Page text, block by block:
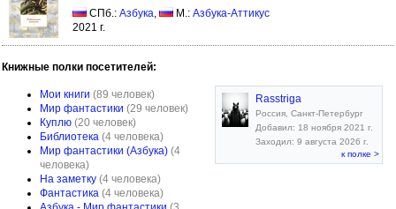
СПб.: Азбука, М.: Азбука-Аттикус
2021 г.
Книжные полки посетителей:
Мои книги (89 человек)
Мир фантастики (29 человек)
Куплю (20 человек)
Библиотека (4 человека)
Мир фантастики (Азбука) (4
человека)
На заметку (4 человека)
Фантастика (4 человека)
Rasstriga
Россия, Санкт-Петербург
Добавил: 18 ноября 2021 г.
Заходил: 9 августа 2026 г.
к полке >